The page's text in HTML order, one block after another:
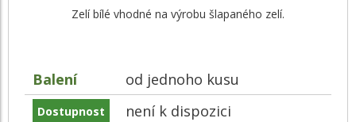
Zelí bílé vhodné na výrobu šlapaného zelí.
Balení od jednoho kusu
Dostupnost není k dispozici